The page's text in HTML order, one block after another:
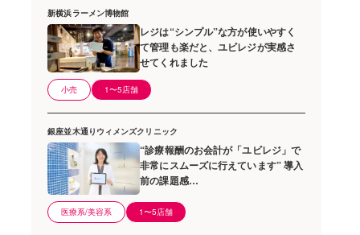
新横浜ラーメン博物館
レジは“シンプル”な方が使いやすく
て管理も楽だと、ユビレジが実感さ
せてくれました
小売 1〜5店舗
銀座並木通りウィメンズクリニック
“診療報酬のお会計が「ユビレジ」で
非常にスムーズに行えています” 導入
前の課題感…
医療系/美容系 1〜5店舗